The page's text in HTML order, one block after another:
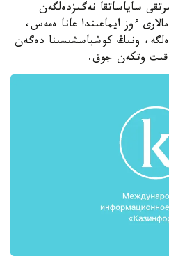
ساياساتقا نەگىزدەلگەن
ءوز ايماعىندا عانا ەمەس،
ونىڭ كوشباسشىسىنا دەگەن
ۋاقىت وتكەن جوق.